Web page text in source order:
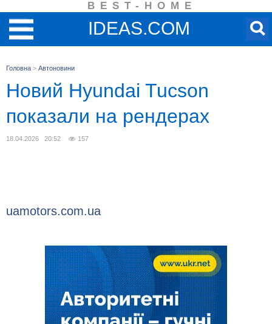
BEST-HOME
IDEAS.COM
Головна > Автоновини
Новий Hyundai Tucson
показали на рендерах
18.04.2026 20:52 157
uamotors.com.ua